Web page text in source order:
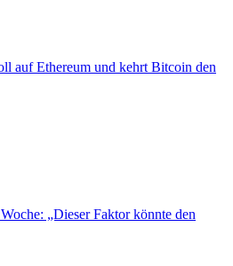
auf Ethereum und kehrt Bitcoin den
„Dieser Faktor könnte den